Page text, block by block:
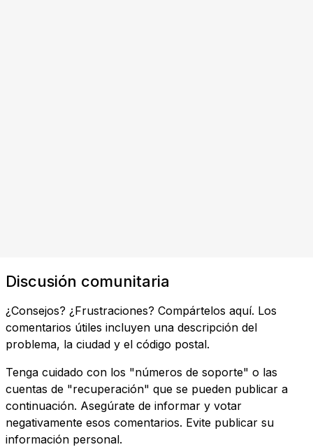
Discusión comunitaria
¿Consejos? ¿Frustraciones? Compártelos aquí. Los
comentarios útiles incluyen una descripción del
problema, la ciudad y el código postal.
Tenga cuidado con los "números de soporte" o las
cuentas de "recuperación" que se pueden publicar a
continuación. Asegúrate de informar y votar
negativamente esos comentarios. Evite publicar su
información personal.